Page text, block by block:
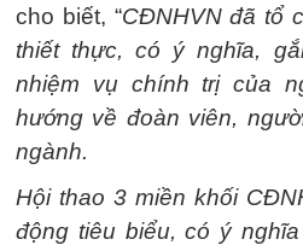
cho biết, “CĐNHVN đã tổ
thiết thực, có ý nghĩa,
nhiệm vụ chính trị của
hướng về đoàn viên,
ngành.
Hội thao 3 miền khối
động tiêu biểu, có ý